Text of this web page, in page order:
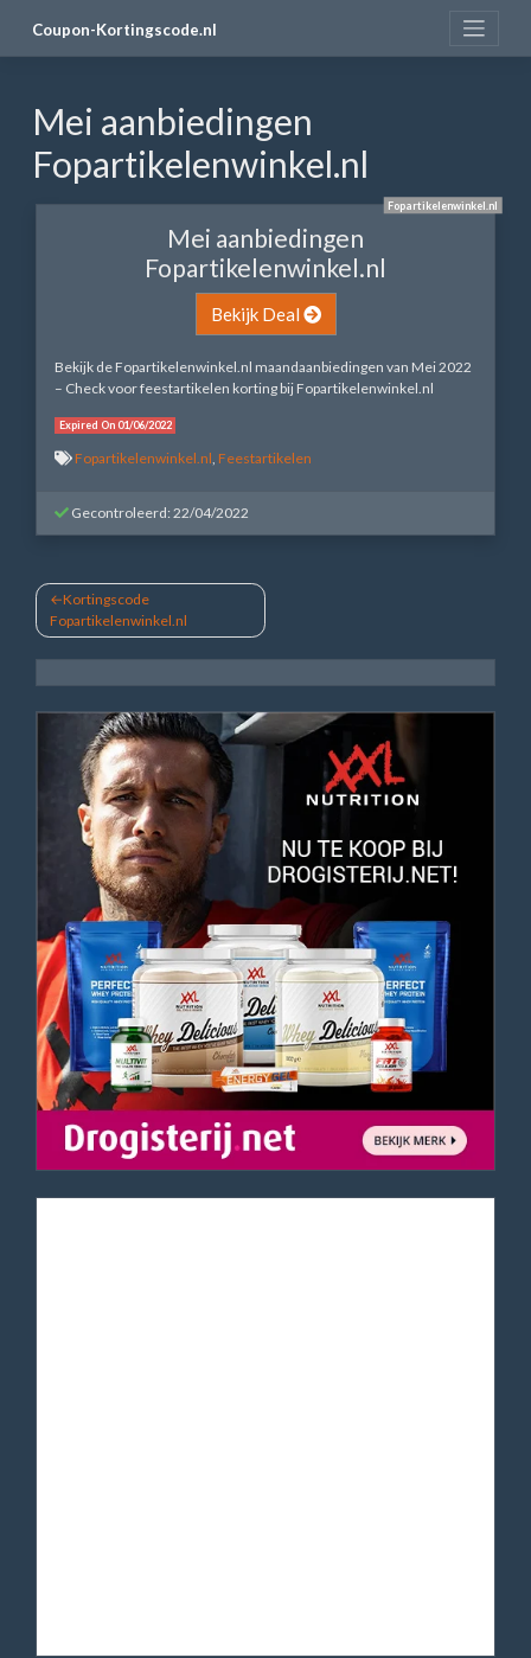
Coupon-Kortingscode.nl
Mei aanbiedingen
Fopartikelenwinkel.nl
Fopartikelenwinkel.nl
Mei aanbiedingen
Fopartikelenwinkel.nl
Bekijk Deal
Bekijk de Fopartikelenwinkel.nl maandaanbiedingen van Mei 2022
– Check voor feestartikelen korting bij Fopartikelenwinkel.nl
Expired On 01/06/2022
Fopartikelenwinkel.nl Feestartikelen
Gecontroleerd: 22/04/2022
Bericht
navigatie
Kortingscode
Fopartikelenwinkel.nl